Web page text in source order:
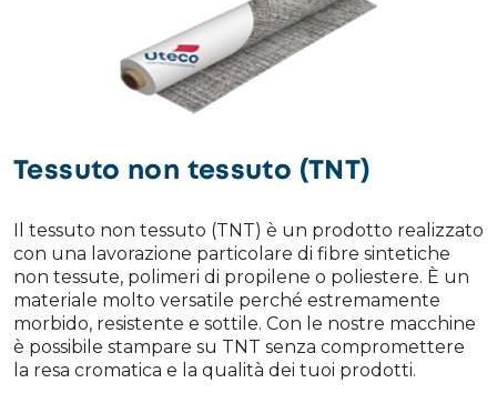
Tessuto non tessuto (TNT)
Il tessuto non tessuto (TNT) è un prodotto realizzato
con una lavorazione particolare di fibre sintetiche
non tessute, polimeri di propilene o poliestere. È un
materiale molto versatile perché estremamente
morbido, resistente e sottile. Con le nostre macchine
è possibile stampare su TNT senza compromettere
la resa cromatica e la qualità dei tuoi prodotti.